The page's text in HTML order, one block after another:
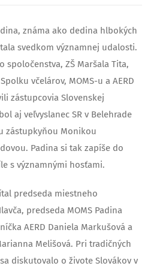
známa ako dedina hlbokých
svedkom významnej udalosti.
spoločenstva, ZŠ Maršala Tita,
včelárov, MOMS-u a AERD
zástupcovia Slovenskej
aj veľvyslanec SR v Belehrade
zástupkyňou Monikou
Padina si tak zapíše do
s významnými hosťami.
predseda miestneho
predseda MOMS Padina
AERD Daniela Markušová a
Melišová. Pri tradičných
diskutovalo o živote Slovákov v